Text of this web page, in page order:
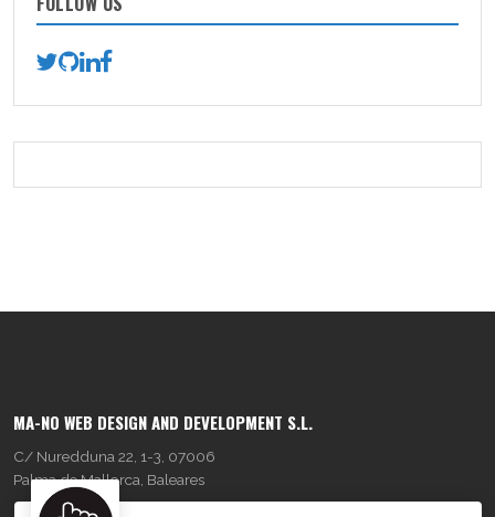
MA-NO WEB DESIGN AND DEVELOPMENT S.L.
C/ Nuredduna 22, 1-3, 07006
Palma de Mallorca, Baleares